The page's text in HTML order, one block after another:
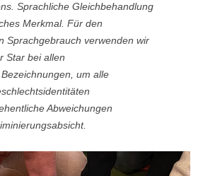
Sprachliche Gleichbehandlung
Merkmal. Für den
Sprachgebrauch verwenden wir
Star bei allen
um alle
Abweichungen